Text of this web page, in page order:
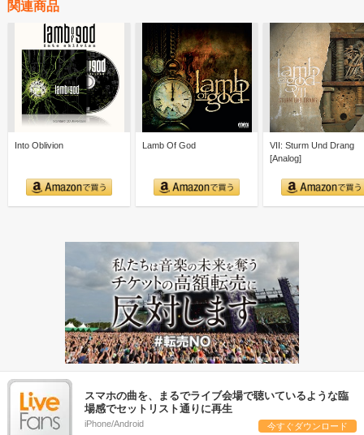
関連商品
Into Oblivion Lamb Of God
VII: Sturm Und Drang
[Analog]
スマホの曲を、まるでライブ会場で聴いているような臨
場感でセットリスト通りに再生
iPhone/Android 今すぐダウンロード